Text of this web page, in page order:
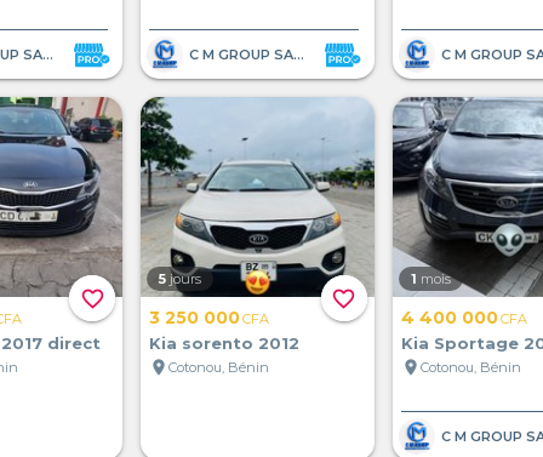
C M GROUP SARL C M GROUP SARL
favorite_border
direct
favorite_border
5 jours
3 250 000CFA
Kia sorento 2012
location_onCotonou, Bénin
1 mois
4 400 000CFA
Kia Sportage
location_on Cotonou, Bénin